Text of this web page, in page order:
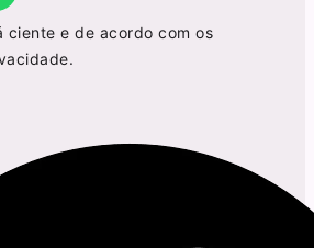
ciente e de acordo com os
.